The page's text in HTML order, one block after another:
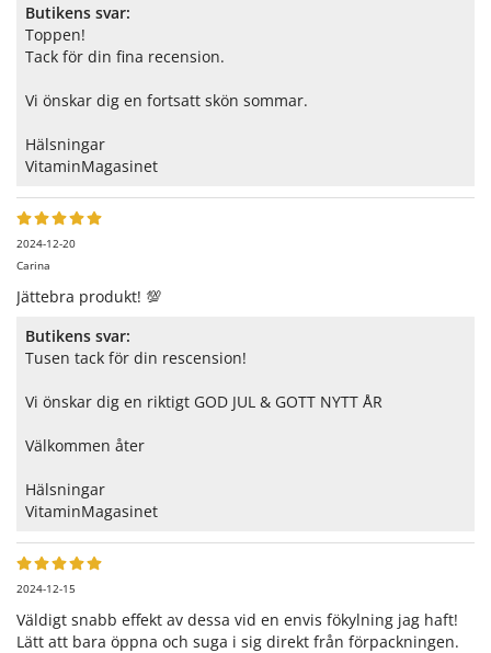
Butikens svar:
Toppen!
Tack för din fina recension.
Vi önskar dig en fortsatt skön sommar.
Hälsningar
VitaminMagasinet
2024-12-20
Carina
Jättebra produkt! 💯
Butikens svar:
Tusen tack för din rescension!
Vi önskar dig en riktigt GOD JUL & GOTT NYTT ÅR
Välkommen åter
Hälsningar
VitaminMagasinet
2024-12-15
Väldigt snabb effekt av dessa vid en envis fökylning jag haft!
Lätt att bara öppna och suga i sig direkt från förpackningen.